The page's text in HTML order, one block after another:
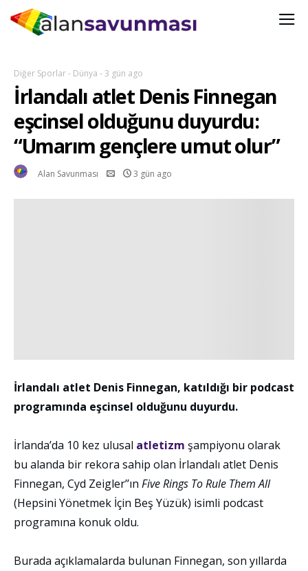
Diğer Sporlar- Dünya -3 gün ago
İrlandalı atlet Denis Finnegan
eşcinsel olduğunu duyurdu:
“Umarım gençlere umut olur”
Alan Savunması 3 gün ago
İrlandalı atlet Denis Finnegan, katıldığı bir podcast
programında eşcinsel olduğunu duyurdu.
İrlanda’da 10 kez ulusal atletizm şampiyonu olarak
bu alanda bir rekora sahip olan İrlandalı atlet Denis
Finnegan, Cyd Zeigler’’ın Five Rings To Rule Them All
(Hepsini Yönetmek İçin Beş Yüzük) isimli podcast
programına konuk oldu.
Burada açıklamalarda bulunan Finnegan, son yıllarda